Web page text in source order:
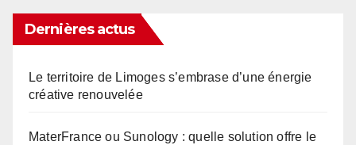
Dernières actus
Le territoire de Limoges s’embrase d’une énergie
créative renouvelée
MaterFrance ou Sunology : quelle solution offre le